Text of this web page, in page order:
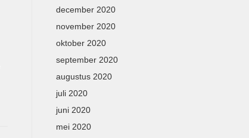
december 2020
november 2020
oktober 2020
september 2020
augustus 2020
juli 2020
juni 2020
mei 2020